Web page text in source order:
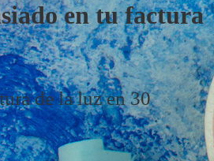
en tu factura
de la luz en 30